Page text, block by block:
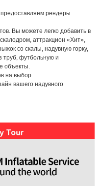
рендеры
Вы можете легко добавить в
аттракцион «Хит»,
со скалы, надувную горку,
труб, футбольную и
объекты.
на выбор
вашего надувного